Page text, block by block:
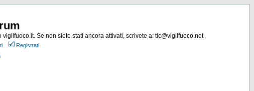
Se non siete stati ancora attivati, scrivete a: tlc@vigilfuoco.net
Registrati